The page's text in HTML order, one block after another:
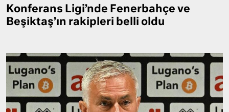
Konferans Ligi’nde Fenerbahçe ve
Beşiktaş’ın rakipleri belli oldu